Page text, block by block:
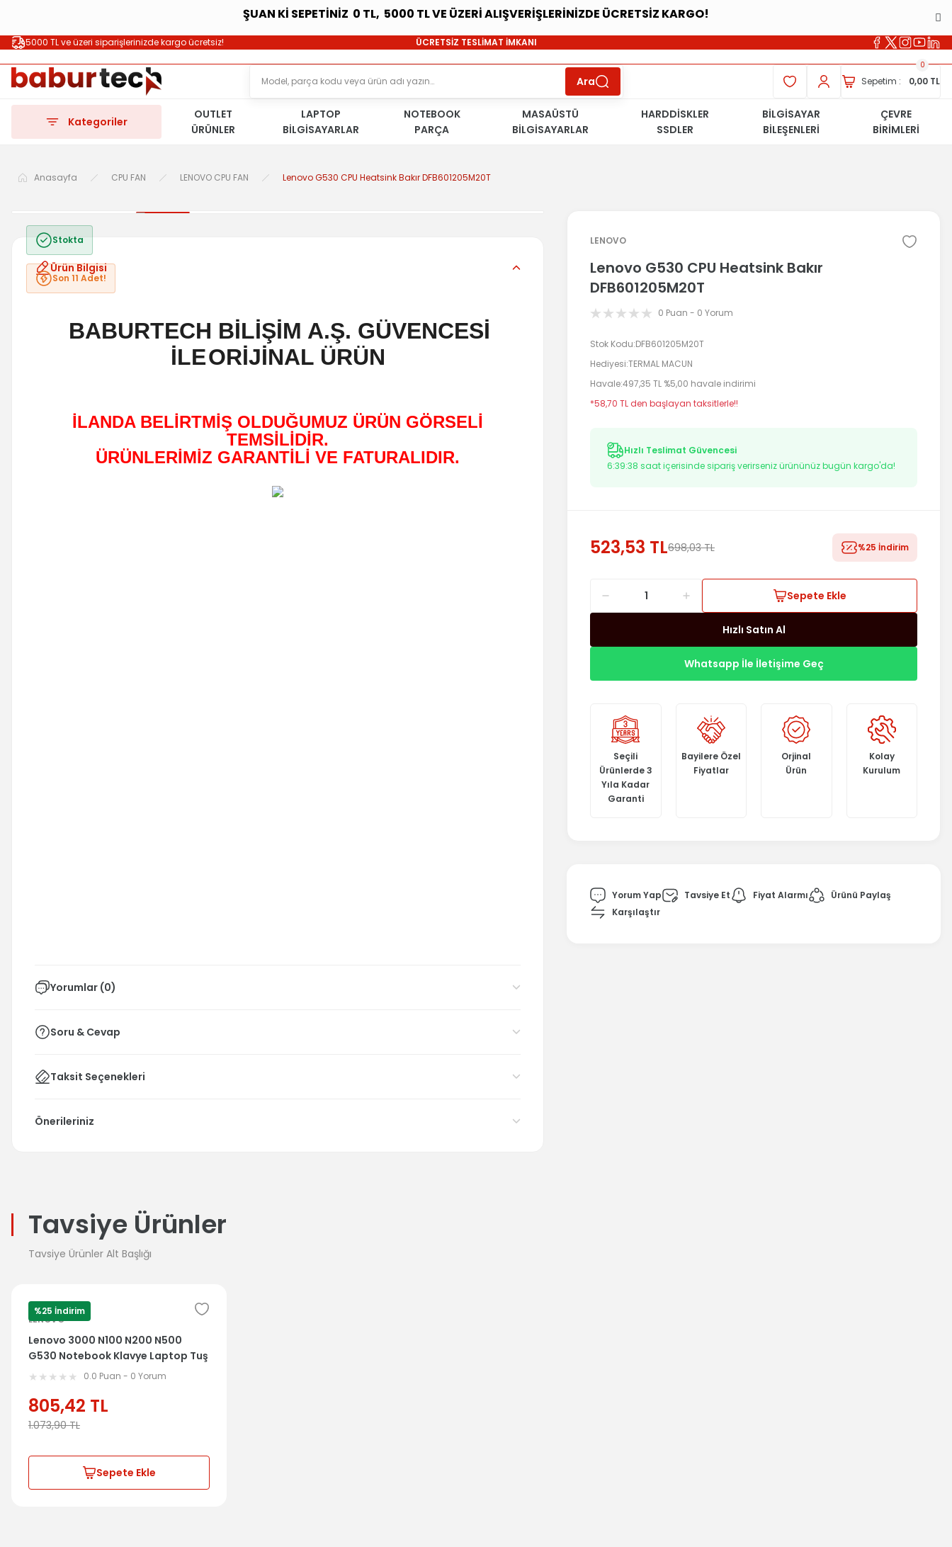
ŞUAN Kİ SEPETİNİZ 0 TL, 5000 TL VE ÜZERİ ALIŞVERİŞLERİNİZDE ÜCRETSİZ KARGO!
5000 TL ve üzeri siparişlerinizde kargo ücretsiz!
ÜCRETSİZ TESLİMAT İMKANI
ÜCRETSİZ TESLİMAT İMKANI
KOŞULSUZ İADE HAKKI
SÜRDÜRÜLEBİLİR ÜRÜNLER
Ara Sepetim : 0,00 TL
0
Kategoriler
OUTLET
ÜRÜNLER
LAPTOP
BİLGİSAYARLAR
NOTEBOOK
PARÇA
MASAÜSTÜ
BİLGİSAYARLAR
HARDDİSKLER
SSDLER
BİLGİSAYAR
BİLEŞENLERİ
ÇEVRE
BİRİMLERİ
Anasayfa CPU FAN LENOVO CPU FAN Lenovo G530 CPU Heatsink Bakır DFB601205M20T
Stokta
Son 11 Adet!
Ürün Bilgisi
BABURTECH BİLİŞİM A.Ş. GÜVENCESİ
İLEORİJİNAL ÜRÜN
İLANDA BELİRTMİŞ OLDUĞUMUZ ÜRÜN GÖRSELİ
TEMSİLİDİR.
ÜRÜNLERİMİZ GARANTİLİ VE FATURALIDIR.
Yorumlar (0)
Soru & Cevap
Taksit Seçenekleri
Önerileriniz
LENOVO
Lenovo G530 CPU Heatsink Bakır
DFB601205M20T
0 Puan - 0 Yorum
Stok Kodu DFB601205M20T
Hediyesi TERMAL MACUN
Havale497,35 TL %5,00 havale indirimi
*58,70 TL den başlayan taksitlerle!!
Hızlı Teslimat Güvencesi
6:39:37 saat içerisinde sipariş verirseniz ürününüz bugün kargo'da!
523,53 TL698,03 TL %25 İndirim
Sepete Ekle
Hızlı Satın Al
Whatsapp İle İletişime Geç
Seçili
Ürünlerde 3
Yıla Kadar
Garanti
Bayilere Özel
Fiyatlar
Orjinal
Ürün
Kolay
Kurulum
Yorum Yap Tavsiye Et Fiyat Alarmı
Ürünü Paylaş
Karşılaştır
Tavsiye Ürünler
Tavsiye Ürünler Alt Başlığı
%25 İndirim
LENOVO
Lenovo 3000 N100 N200 N500
G530 Notebook Klavye Laptop Tuş
Takımı
0.0 Puan - 0 Yorum
805,42 TL
1.073,90TL
Sepete Ekle